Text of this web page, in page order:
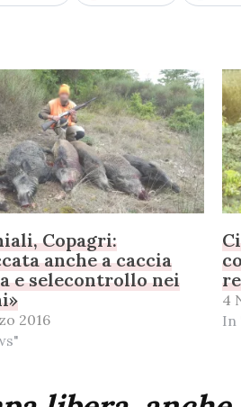
Copagri:
anche a caccia
e selecontrollo nei
2016
4
In